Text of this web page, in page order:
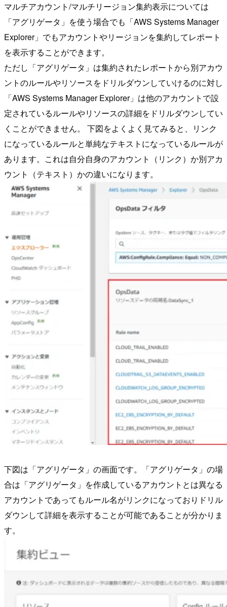
マルチアカウント/マルチリージョン集約表示については
「アグリゲータ」を使う場合でも「AWS Systems Manager
Explorer」でもアカウントやリージョンを集約してレポート
を表示することができます。
ただし「アグリゲータ」は集約されたレポートから別アカウ
ントのルールやリソースをドリルダウンしていけるのに対し
「AWS Systems Manager Explorer」は他のアカウントで設
定されているルールやリソースの詳細をドリルダウンしてい
くことができません。 下図をよくよく見てみると、リンク
になっているルールと単純なテキストになっているルールが
あります。これは自分自身のアカウント（リンク）か別アカ
ウント（テキスト）かの違いになります。
下図は「アグリゲータ」の画面です。「アグリゲータ」の場
合は「アグリゲータ」を作成しているアカウントとは異なる
アカウントであってもルール名がリンクになっておりドリル
ダウンして詳細を表示することが可能であることが分かりま
す。